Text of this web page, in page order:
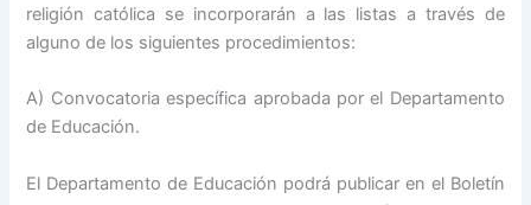
religión católica se incorporarán a las listas a través de
alguno de los siguientes procedimientos:
A) Convocatoria específica aprobada por el Departamento
de Educación.
El Departamento de Educación podrá publicar en el Boletín